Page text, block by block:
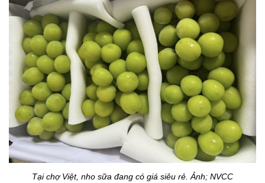
Tại chợ Việt, nho sữa đang có giá siêu rẻ. Ảnh; NVCC